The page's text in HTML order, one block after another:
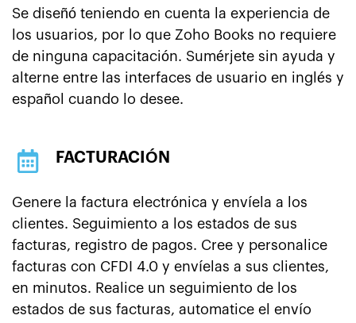
Se diseñó teniendo en cuenta la experiencia de
los usuarios, por lo que Zoho Books no requiere
de ninguna capacitación. Sumérjete sin ayuda y
alterne entre las interfaces de usuario en inglés y
español cuando lo desee.
FACTURACIÓN
Genere la factura electrónica y envíela a los
clientes. Seguimiento a los estados de sus
facturas, registro de pagos. Cree y personalice
facturas con CFDI 4.0 y envíelas a sus clientes,
en minutos. Realice un seguimiento de los
estados de sus facturas, automatice el envío